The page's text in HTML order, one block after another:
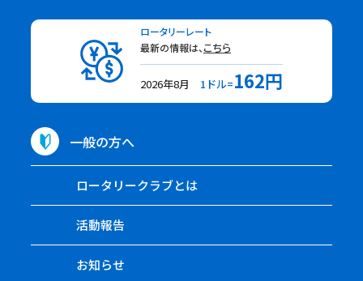
ロータリーレート
最新の情報は、 こちら
2026年8月 1ドル=162円
一般の方へ
ロータリークラブとは
活動報告
お知らせ